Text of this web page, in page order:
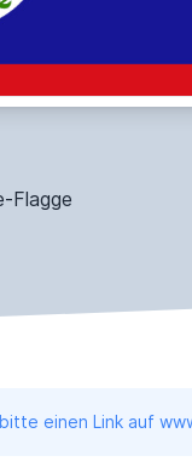
Flagge
einen Link auf